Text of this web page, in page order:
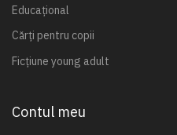
Educațional
Cărți pentru copii
Ficțiune young adult
Contul meu